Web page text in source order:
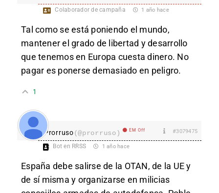
Colaborador de campaña 1 año hace
Tal como se está poniendo el mundo,
mantener el grado de libertad y desarrollo
que tenemos en Europa cuesta dinero. No
pagar es ponerse demasiado en peligro.
1
Prorruso(@prorruso) EM Off #3079475
Bot en RRSS 1 año hace
España debe salirse de la OTAN, de la UE y
de sí misma y organizarse en milicias